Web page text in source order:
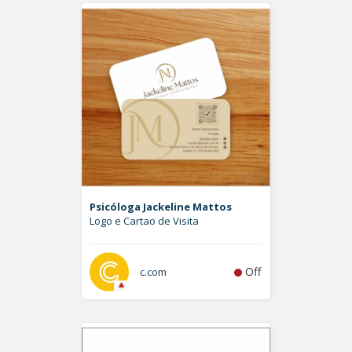
Psicóloga Jackeline Mattos
Logo e Cartao de Visita
c.com Off